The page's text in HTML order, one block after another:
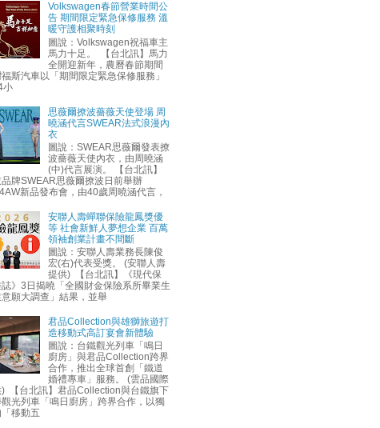
Volkswagen春節營業時間公
告 期間限定緊急保修服務 溫
暖守護相聚時刻
圖說：Volkswagen祝福車主
馬力十足。 【台北訊】馬力
全開迎新年，農曆春節期間
斯汽車以「期間限定緊急保修服務」
小
思薇爾撩波薔薇天使登場 周
曉涵代言SWEAR法式浪漫內
衣
圖說：SWEAR思薇爾發表撩
波薔薇天使內衣，由周曉涵
(中)代言展演。 【台北訊】
品牌SWEAR思薇爾撩波日前舉辦
新品發布會，由40歲周曉涵代言，
安聯人壽蟬聯保險龍鳳獎優
等 社會新鮮人夢想企業 百萬
領袖創業計畫不間斷
圖說：安聯人壽業務長陳俊
宏(右)代表受獎。 (安聯人壽
提供) 【台北訊】《現代保
誌》3日揭曉「全國財金保險系所畢業生
願大調查」結果，並舉
君品Collection與雄獅旅遊打
造移動式高訂宴會新體驗
圖說：台鐵觀光列車「鳴日
廚房」與君品Collection跨界
合作，推出全球首創「鐵道
婚禮專車」服務。 (雲品國際
) 【台北訊】君品Collection與台鐵旗下
光列車「鳴日廚房」跨界合作，以獨
移動五